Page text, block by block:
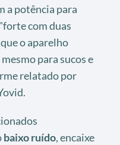
a potência para
com duas
o aparelho
para sucos e
relatado por
baixo ruído, encaixe